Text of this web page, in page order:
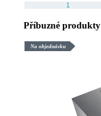
Příbuzné produkty
Na objednávku